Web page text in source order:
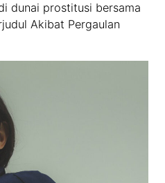
dunai prostitusi bersama
Akibat Pergaulan